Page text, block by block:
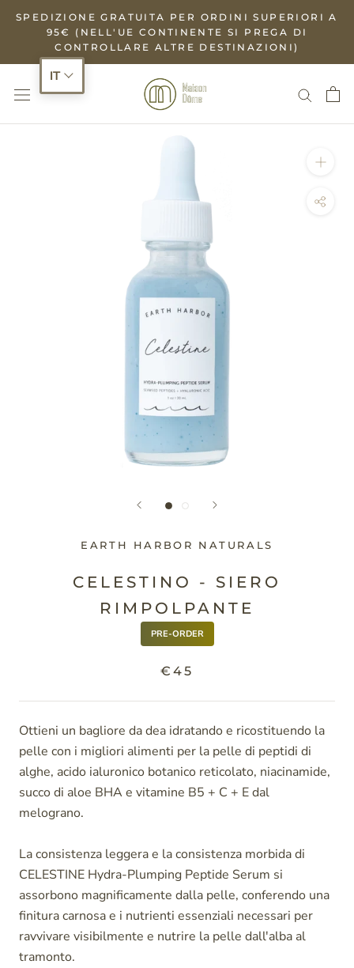
Salta
contenuto
SPEDIZIONE GRATUITA PER ORDINI SUPERIORI A
95€ (NELL'UE CONTINENTE SI PREGA DI
CONTROLLARE ALTRE DESTINAZIONI)
EARTH HARBOR NATURALS
CELESTINO - SIERO
RIMPOLPANTE
PRE-ORDER
€45
Ottieni un bagliore da dea idratando e ricostituendo la
pelle con i migliori alimenti per la pelle di peptidi di
alghe, acido ialuronico botanico reticolato, niacinamide,
succo di aloe BHA e vitamine B5 + C + E dal
melograno.
La consistenza leggera e la consistenza morbida di
CELESTINE Hydra-Plumping Peptide Serum si
assorbono magnificamente dalla pelle, conferendo una
finitura carnosa e i nutrienti essenziali necessari per
ravvivare visibilmente e nutrire la pelle dall'alba al
tramonto.
IT